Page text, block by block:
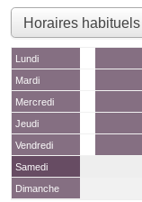
Lundi
Mardi
Mercredi
Jeudi
Vendredi
Samedi
Dimanche